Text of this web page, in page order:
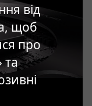
від
щоб
про
та